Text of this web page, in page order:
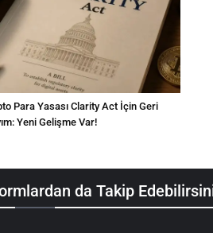
Para Yasası Clarity Act İçin Geri
Yeni Gelişme Var!
da Takip